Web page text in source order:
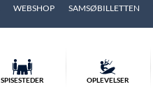
WEBSHOP SAMSØBILLETTEN
SPISESTEDER OPLEVELSER